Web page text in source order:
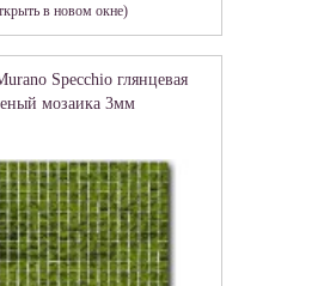
в новом окне)
Specchio глянцевая
мозаика 3мм